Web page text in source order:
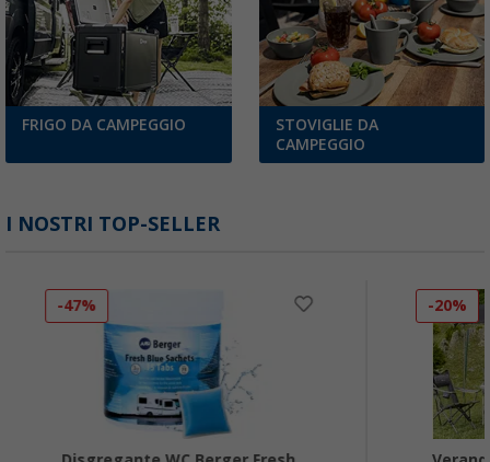
FRIGO DA CAMPEGGIO
STOVIGLIE DA
CAMPEGGIO
I NOSTRI TOP-SELLER
-47% -20%